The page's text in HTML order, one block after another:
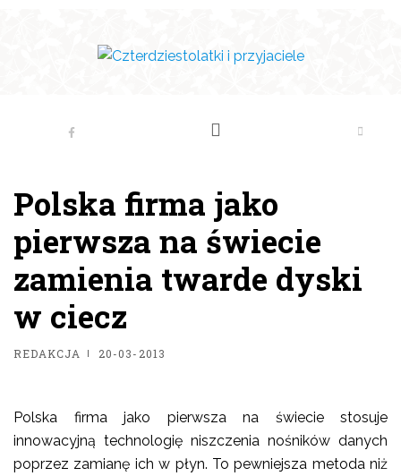
Polska firma jako
pierwsza na świecie
zamienia twarde dyski
w ciecz
REDAKCJA 20-03-2013
Polska firma jako pierwsza na świecie stosuje
innowacyjną technologię niszczenia nośników danych
poprzez zamianę ich w płyn. To pewniejsza metoda niż